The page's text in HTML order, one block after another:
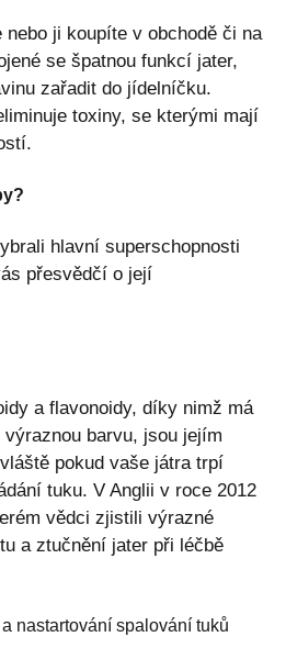
ji koupíte v obchodě či na
se špatnou funkcí jater,
zařadit do jídelníčku.
toxiny, se kterými mají
hlavní superschopnosti
přesvědčí o její
a flavonoidy, díky nimž má
barvu, jsou jejím
pokud vaše játra trpí
tuku. V Anglii v roce 2012
vědci zjistili výrazné
a ztučnění jater při léčbě
nastartování spalování tuků